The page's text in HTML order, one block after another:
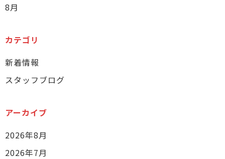
8月
カテゴリ
新着情報
スタッフブログ
アーカイブ
2026年8月
2026年7月